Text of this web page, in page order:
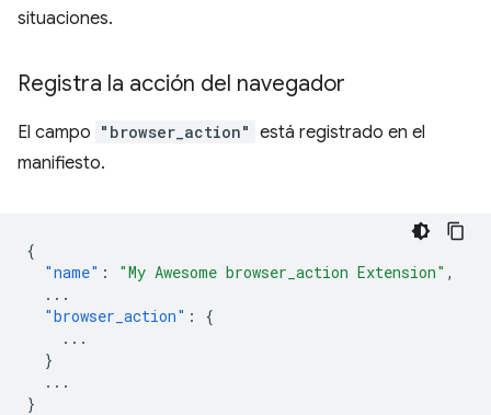
situaciones.
Registra la acción del navegador
El campo "browser_action" está registrado en el
manifiesto.
{
"name" : "My Awesome browser_action Extension" ,
...
"browser_action" :
{
...
}
...
}